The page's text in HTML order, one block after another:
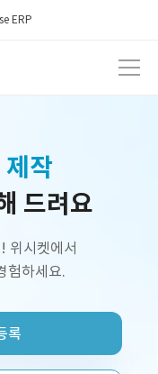
ERP
개발
발
발
개발
구인
드려요
위시켓에서
험하세요.
록